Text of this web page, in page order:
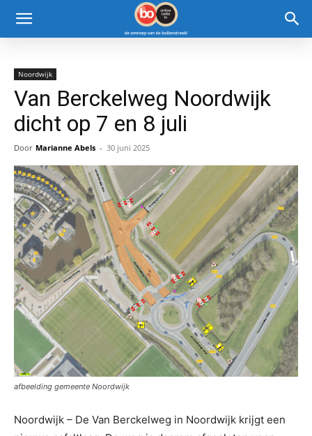
Noordwijk
Van Berckelweg Noordwijk
dicht op 7 en 8 juli
Door Marianne Abels - 30 juni 2025
afbeelding gemeente Noordwijk
Noordwijk – De Van Berckelweg in Noordwijk krijgt een